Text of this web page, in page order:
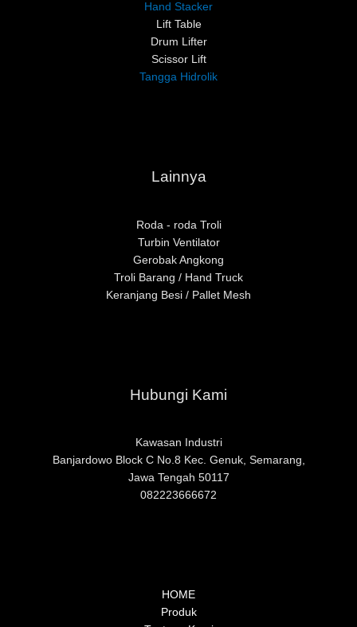
Hand Stacker
Lift Table
Drum Lifter
Scissor Lift
Tangga Hidrolik
Lainnya
Roda - roda Troli
Turbin Ventilator
Gerobak Angkong
Troli Barang / Hand Truck
Keranjang Besi / Pallet Mesh
Hubungi Kami
Kawasan Industri
Banjardowo Block C No.8 Kec. Genuk, Semarang,
Jawa Tengah 50117
082223666672
HOME
Produk